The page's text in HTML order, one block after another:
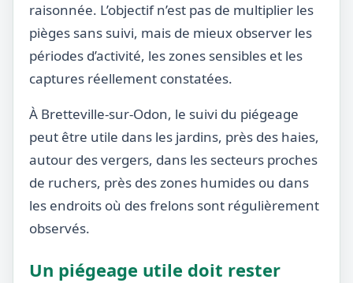
raisonnée. L’objectif n’est pas de multiplier les
pièges sans suivi, mais de mieux observer les
périodes d’activité, les zones sensibles et les
captures réellement constatées.
À Bretteville-sur-Odon, le suivi du piégeage
peut être utile dans les jardins, près des haies,
autour des vergers, dans les secteurs proches
de ruchers, près des zones humides ou dans
les endroits où des frelons sont régulièrement
observés.
Un piégeage utile doit rester